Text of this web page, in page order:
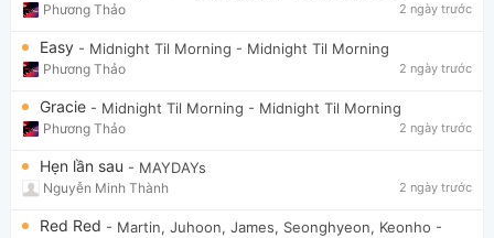
Phương Thảo 2 ngày trước
Easy - Midnight Til Morning - Midnight Til Morning
Phương Thảo 2 ngày trước
Gracie - Midnight Til Morning - Midnight Til Morning
Phương Thảo 2 ngày trước
Hẹn lần sau - MAYDAYs
Nguyễn Minh Thành 2 ngày trước
Red Red - Martin, Juhoon, James, Seonghyeon, Keonho -